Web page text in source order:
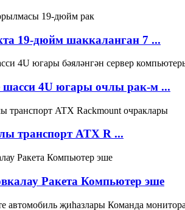
19-дюйм шаккаланган 7 ...
шасси 4U югары очлы рак-м ...
транспорт ATX R ...
Ракета Компьютер эше